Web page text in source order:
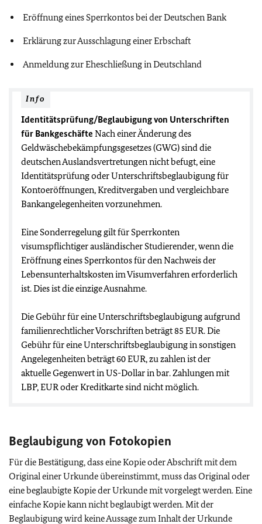
Eröffnung eines Sperrkontos bei der Deutschen Bank
Erklärung zur Ausschlagung einer Erbschaft
Anmeldung zur Eheschließung in Deutschland
Info
Identitätsprüfung/Beglaubigung von Unterschriften
für Bankgeschäfte Nach einer Änderung des
Geldwäschebekämpfungsgesetzes (GWG) sind die
deutschen Auslandsvertretungen nicht befugt, eine
Identitätsprüfung oder Unterschriftsbeglaubigung für
Kontoeröffnungen, Kreditvergaben und vergleichbare
Bankangelegenheiten vorzunehmen.
Eine Sonderregelung gilt für Sperrkonten
visumspflichtiger ausländischer Studierender, wenn die
Eröffnung eines Sperrkontos für den Nachweis der
Lebensunterhaltskosten im Visumverfahren erforderlich
ist. Dies ist die einzige Ausnahme.
Die Gebühr für eine Unterschriftsbeglaubigung aufgrund
familienrechtlicher Vorschriften beträgt 85 EUR. Die
Gebühr für eine Unterschriftsbeglaubigung in sonstigen
Angelegenheiten beträgt 60 EUR, zu zahlen ist der
aktuelle Gegenwert in US-Dollar in bar. Zahlungen mit
LBP, EUR oder Kreditkarte sind nicht möglich.
Beglaubigung von Fotokopien
Für die Bestätigung, dass eine Kopie oder Abschrift mit dem
Original einer Urkunde übereinstimmt, muss das Original oder
eine beglaubigte Kopie der Urkunde mit vorgelegt werden. Eine
einfache Kopie kann nicht beglaubigt werden. Mit der
Beglaubigung wird keine Aussage zum Inhalt der Urkunde